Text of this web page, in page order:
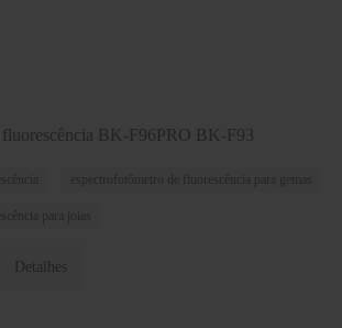
fluorescência BK-F96PRO BK-F93
espectrofotômetro de fluorescência para gemas
para joias
Detalhes